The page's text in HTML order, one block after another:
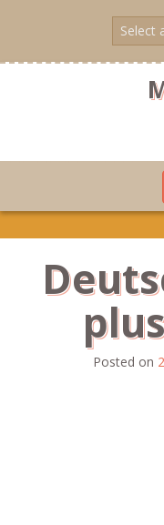
Posted on